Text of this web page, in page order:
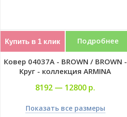
Купить в 1 клик Подробнее
Ковер 04037A - BROWN / BROWN -
Круг - коллекция ARMINA
8192 — 12800 р.
Показать все размеры